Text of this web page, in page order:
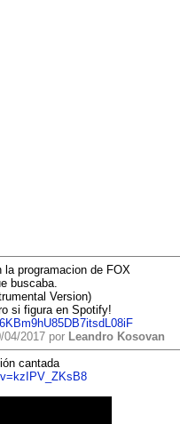
programacion de FOX
buscaba.
Version)
si figura en Spotify!
04/2017 por Leandro Kosovan
cantada